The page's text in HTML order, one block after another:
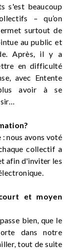
s'est beaucoup
– qu’on
surtout de
au public et
Après, il y a
en difficulté
avec Entente
avoir à se
nous avons voté
collectif a
afin d'inviter les
et moyen
bien, que le
dans notre
tout de suite